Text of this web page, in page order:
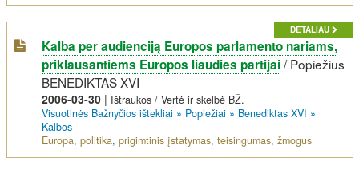
DETALIAU
Kalba per audienciją Europos parlamento nariams,
priklausantiems Europos liaudies partijai/Popiežius
BENEDIKTAS XVI
2006-03-30 | Ištraukos / Vertė ir skelbė BŽ.
Visuotinės Bažnyčios ištekliai » Popiežiai » Benediktas XVI »
Kalbos
Europa,politika,prigimtinis įstatymas,teisingumas,žmogus